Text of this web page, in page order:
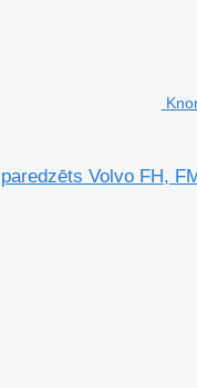
Volvo FH,